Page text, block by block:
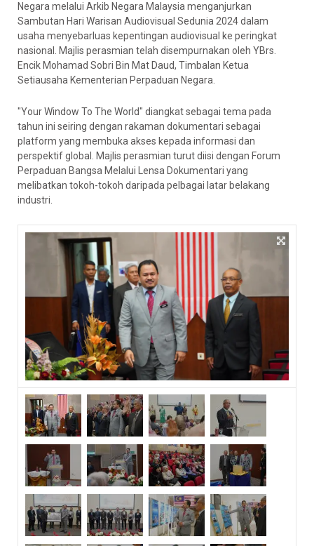
Negara melalui Arkib Negara Malaysia menganjurkan
Sambutan Hari Warisan Audiovisual Sedunia 2024 dalam
usaha menyebarluas kepentingan audiovisual ke peringkat
nasional. Majlis perasmian telah disempurnakan oleh YBrs.
Encik Mohamad Sobri Bin Mat Daud, Timbalan Ketua
Setiausaha Kementerian Perpaduan Negara.
"Your Window To The World" diangkat sebagai tema pada
tahun ini seiring dengan rakaman dokumentari sebagai
platform yang membuka akses kepada informasi dan
perspektif global. Majlis perasmian turut diisi dengan Forum
Perpaduan Bangsa Melalui Lensa Dokumentari yang
melibatkan tokoh-tokoh daripada pelbagai latar belakang
industri.